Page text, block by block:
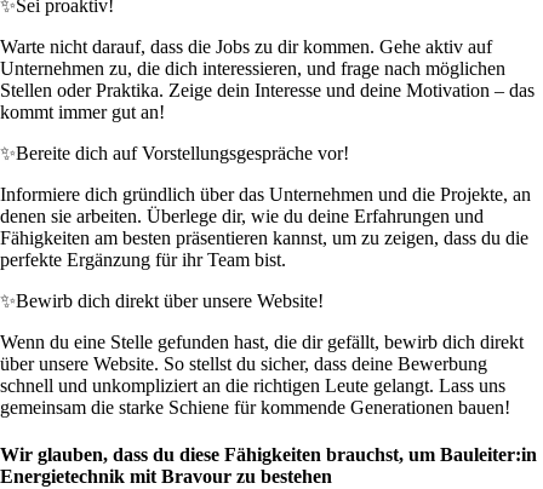
✨Sei proaktiv!
Warte nicht darauf, dass die Jobs zu dir kommen. Gehe aktiv auf
Unternehmen zu, die dich interessieren, und frage nach möglichen
Stellen oder Praktika. Zeige dein Interesse und deine Motivation – das
kommt immer gut an!
✨Bereite dich auf Vorstellungsgespräche vor!
Informiere dich gründlich über das Unternehmen und die Projekte, an
denen sie arbeiten. Überlege dir, wie du deine Erfahrungen und
Fähigkeiten am besten präsentieren kannst, um zu zeigen, dass du die
perfekte Ergänzung für ihr Team bist.
✨Bewirb dich direkt über unsere Website!
Wenn du eine Stelle gefunden hast, die dir gefällt, bewirb dich direkt
über unsere Website. So stellst du sicher, dass deine Bewerbung
schnell und unkompliziert an die richtigen Leute gelangt. Lass uns
gemeinsam die starke Schiene für kommende Generationen bauen!
Wir glauben, dass du diese Fähigkeiten brauchst, um Bauleiter:in
Energietechnik mit Bravour zu bestehen